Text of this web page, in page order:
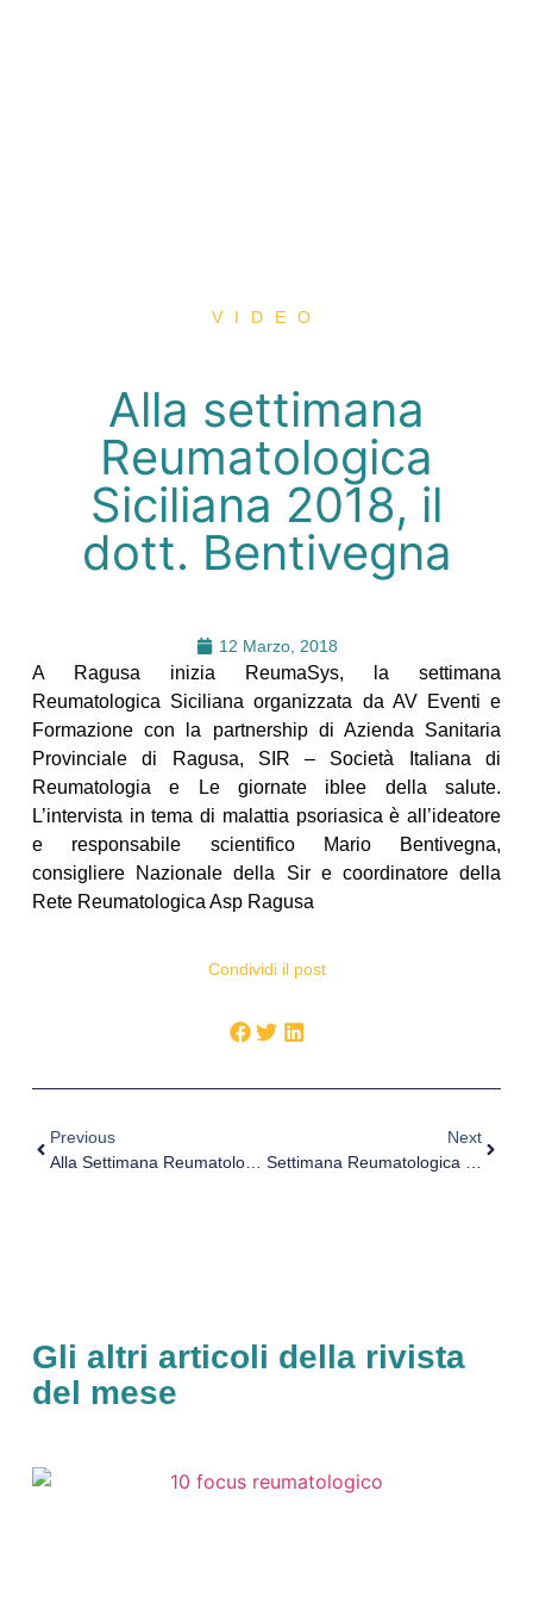
VIDEO
Alla settimana
Reumatologica
Siciliana 2018, il
dott. Bentivegna
12 Marzo, 2018
A Ragusa inizia ReumaSys, la settimana
Reumatologica Siciliana organizzata da AV Eventi e
Formazione con la partnership di Azienda Sanitaria
Provinciale di Ragusa, SIR – Società Italiana di
Reumatologia e Le giornate iblee della salute.
L’intervista in tema di malattia psoriasica è all’ideatore
e responsabile scientifico Mario Bentivegna,
consigliere Nazionale della Sir e coordinatore della
Rete Reumatologica Asp Ragusa
Condividi il post
Previous
Alla Settimana Reumatologica Siciliana 2018, La Dott.ssa Battaglia
Next
Gli altri articoli della rivista
del mese